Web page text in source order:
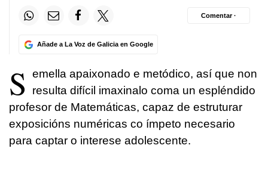
Añade a La Voz de Galicia en Google
Comentar ·
S
emella apaixonado e metódico, así que non
resulta difícil imaxinalo coma un espléndido
profesor de Matemáticas, capaz de estruturar
exposicións numéricas co ímpeto necesario
para captar o interese adolescente.